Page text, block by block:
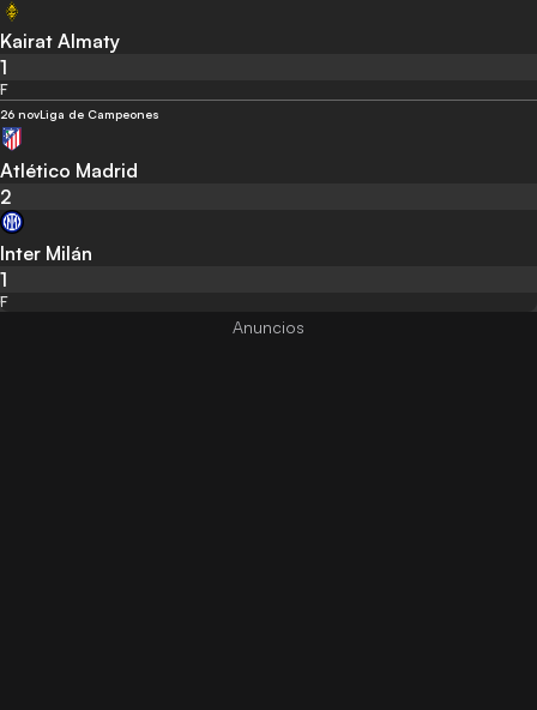
Kairat Almaty
1
F
26 novLiga de Campeones
Atlético Madrid
2
Inter Milán
1
F